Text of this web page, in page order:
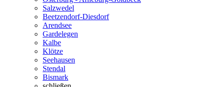
Salzwedel
Beetzendorf-Diesdorf
Arendsee
Gardelegen
Kalbe
Klötze
Seehausen
Stendal
Bismark